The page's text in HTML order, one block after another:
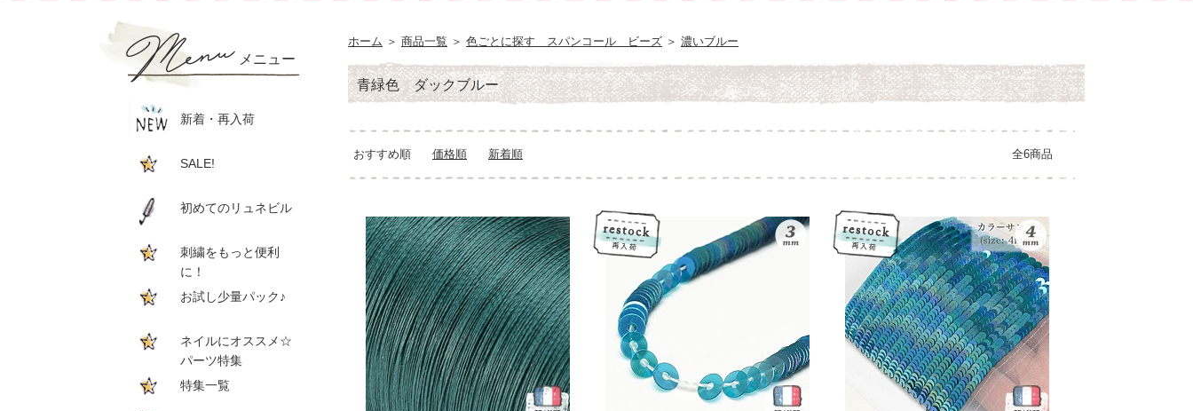
ホーム ＞ 商品一覧 ＞ 色ごとに探す スパンコール ビーズ ＞ 濃いブルー
青緑色 ダックブルー
全6商品
おすすめ順 価格順 新着順
メニュー
新着・再入荷
SALE!
初めてのリュネビル
刺繍をもっと便利
に！
お試し少量パック♪
ネイルにオススメ☆
パーツ特集
特集一覧